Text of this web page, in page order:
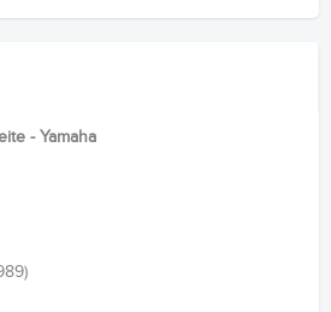
- Yamaha